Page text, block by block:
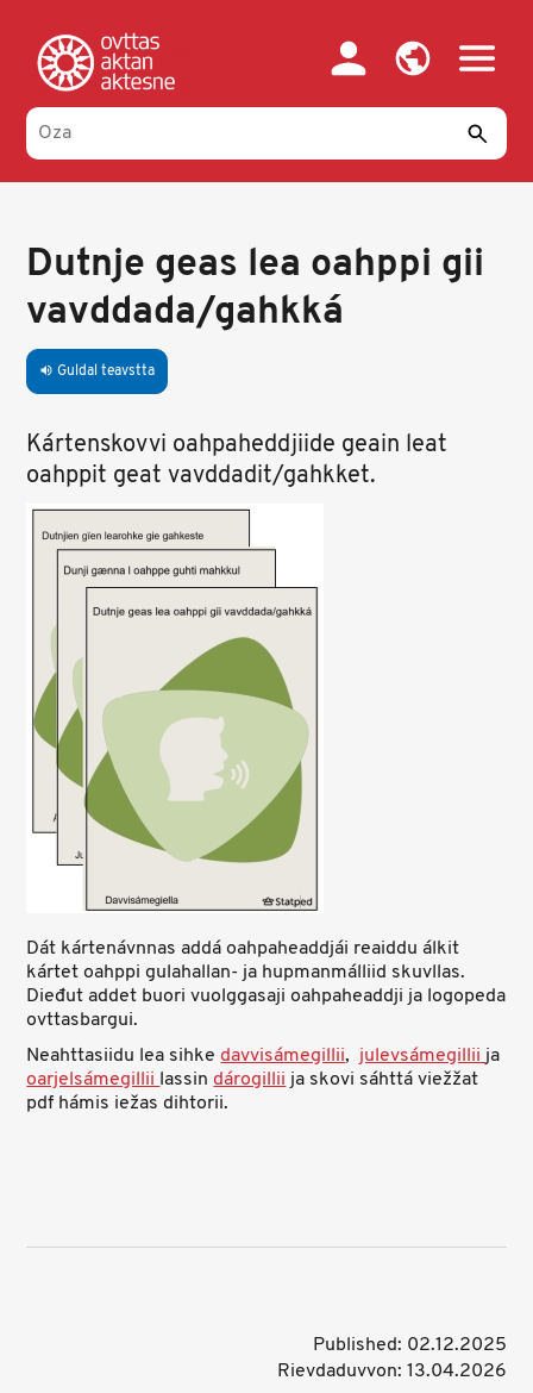
main
content
Dutnje geas lea oahppi gii
vavddada/gahkká
volume_up Guldal teavstta
Kártenskovvi oahpaheddjiide geain leat
oahppit geat vavddadit/gahkket.
Dát kártenávnnas addá oahpaheaddjái reaiddu álkit
kártet oahppi gulahallan- ja hupmanmálliid skuvllas.
Dieđut addet buori vuolggasaji oahpaheaddji ja logopeda
ovttasbargui.
Neahttasiidu lea sihkedavvisámegillii,julevsámegilliija
oarjelsámegilliilassindárogilliija skovi sáhttá viežžat
pdf hámis iežas dihtorii.
Published: 02.12.2025
Rievdaduvvon: 13.04.2026